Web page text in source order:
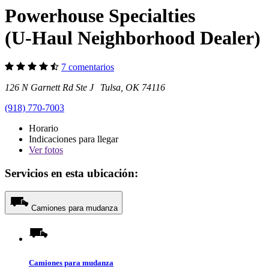
Powerhouse Specialties
(U-Haul Neighborhood Dealer)
7 comentarios
126 N Garnett Rd Ste J Tulsa, OK 74116
(918) 770-7003
Horario
Indicaciones para llegar
Verfotos
Servicios en esta ubicación:
Camiones para mudanza
Camiones para mudanza